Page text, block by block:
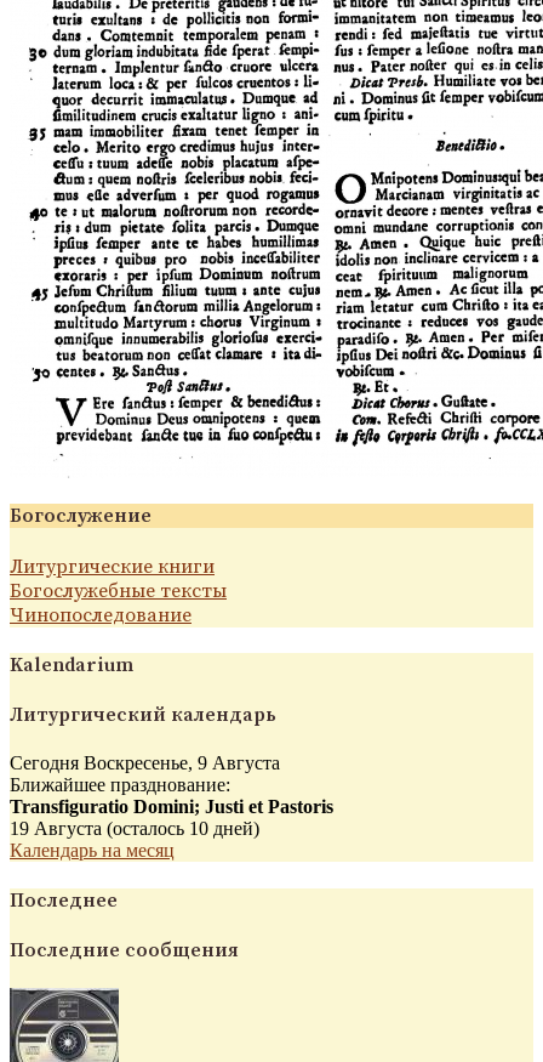
Богослужение
Литургические книги
Богослужебные тексты
Чинопоследование
Kalendarium
Литургический календарь
Сегодня Воскресенье, 9 Августа
Ближайшее празднование:
Transfiguratio Domini; Justi et Pastoris
19 Августа (осталось 10 дней)
Календарь на месяц
Последнее
Последние сообщения